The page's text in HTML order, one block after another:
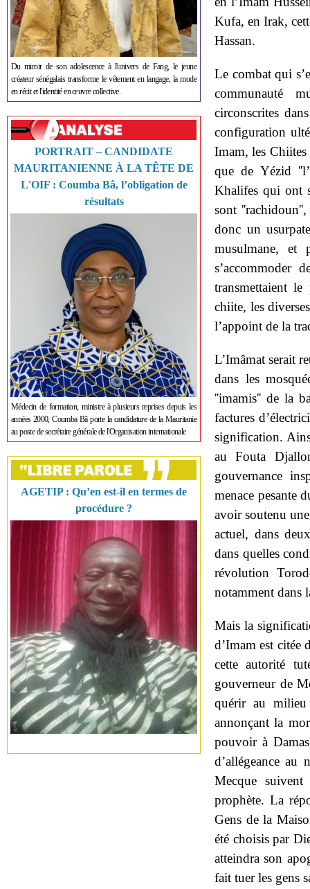
Du miroir de son adolescence à l'univers de Fang, le jeune
créateur sénégalais transforme le vêtement en langage, la mode
en récit et l'identité en œuvre collective.
PORTRAIT – CANDIDATE
MAURITANIENNE À LA TÊTE DE
L'OIF : Coumba Bâ, l’obligation de
résultats
Médecin de formation, ministre à plusieurs reprises depuis les
années 2000, Coumba Bâ porte la candidature de la Mauritanie
au poste de secrétaire générale de l'Organisation internationale
AGETIP : Qu’en est-il en termes de
procédure ?
Kufa, en Irak,
Hassan.
Le combat qui
communauté
circonscrites
configuration
Imam, les Chiites
que de Yézid
Khalifes qui ont
sont
donc un
musulmane, et
s’accommoder
transmettaient
chiite, les
l’appoint de la
L’Imâmat serait
dans les
''imamis'' de la
factures
signification.
au Fouta
gouvernance
menace pesante
avoir soutenu
actuel, dans
dans quelles
révolution
notamment dans
Mais la
d’Imam est citée
cette autorité
gouverneur de
quérir au
annonçant la
pouvoir à
d’allégeance
Mecque
prophète. La
Gens de la
été choisis par
atteindra son
fait tuer les gens